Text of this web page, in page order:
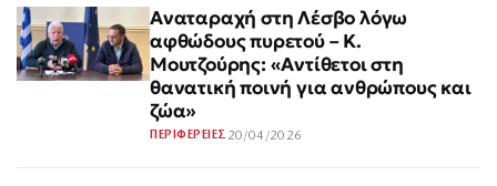
Αναταραχή στη Λέσβο λόγω
αφθώδους πυρετού – Κ.
Μουτζούρης: «Αντίθετοι στη
θανατική ποινή για ανθρώπους και
ζώα»
ΠΕΡΙΦΕΡΕΙΕΣ 20/04/2026